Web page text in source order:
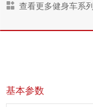
查看更多健身车系列
基本参数